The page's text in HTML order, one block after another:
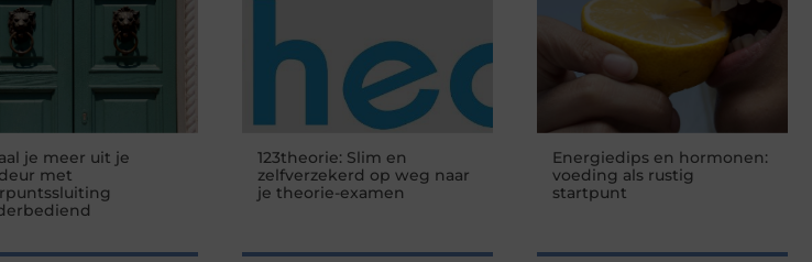
je meer uit je
met
123theorie: Slim en
zelfverzekerd op weg naar
je theorie-examen
Energiedips en hormonen:
voeding als rustig
startpunt